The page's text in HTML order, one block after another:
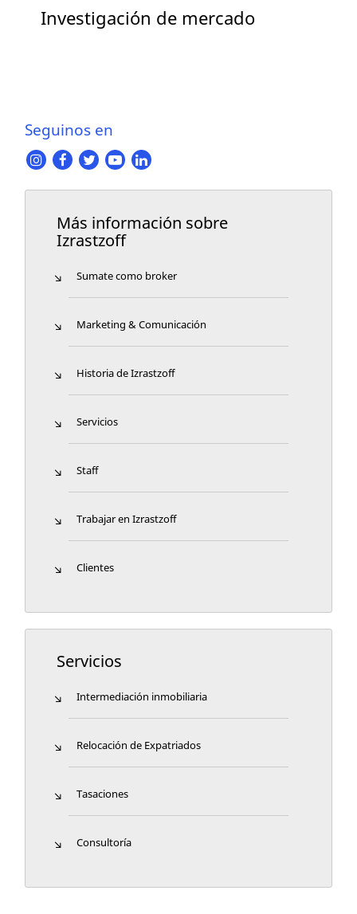
Investigación de mercado
Seguinos en
Más información sobre
Izrastzoff
Sumate como broker
Marketing & Comunicación
Historia de Izrastzoff
Servicios
Staff
Trabajar en Izrastzoff
Clientes
Servicios
Intermediación inmobiliaria
Relocación de Expatriados
Tasaciones
Consultoría